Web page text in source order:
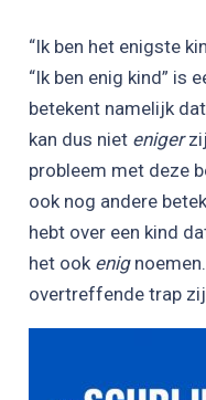
“Ik ben het enigste
“Ik ben enig kind” is
betekent namelijk
kan dus niet eniger
probleem met deze
ook nog andere
hebt over een kind
het ook enig
overtreffende trap